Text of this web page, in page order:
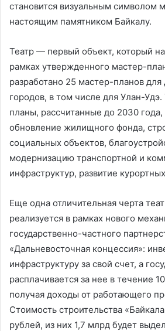
становится визуальным символом
настоящим памятником Байкалу.
Театр — первый объект, который
рамках утвержденного мастер-
разработано 25 мастер-планов
городов, в том числе для Улан-
планы, рассчитанные до 2030
обновление жилищного фонда,
социальных объектов,
модернизацию транспортной и
инфраструктур, развитие
Еще одна отличительная черта
реализуется в рамках нового
государственно-частного
«Дальневосточная концессия»:
инфраструктуру за свой счет, а
расплачивается за нее в течение
получая доходы от работающего
Стоимость строительства
рублей, из них 1,7 млрд будет